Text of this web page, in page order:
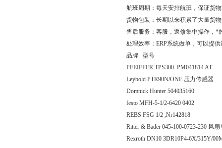
航班周期：每天安排航班，保证货
货物包装：长期以来积累了大量货
售后服务：客服，返修集中操作，*
处理效率：ERP系统做单，可以提
品牌 型号
PFEIFFER TPS300 PM041814 AT
Leybold PTR90N/ONE 压力传感器
Domnick Hunter 504035160
festo MFH-5-1/2-6420 0402
REBS FSG 1/2 ,Nr142818
Ritter & Bader 045-100-0723-230 风
Rexroth DN10 3DR10P4-6X/315Y/